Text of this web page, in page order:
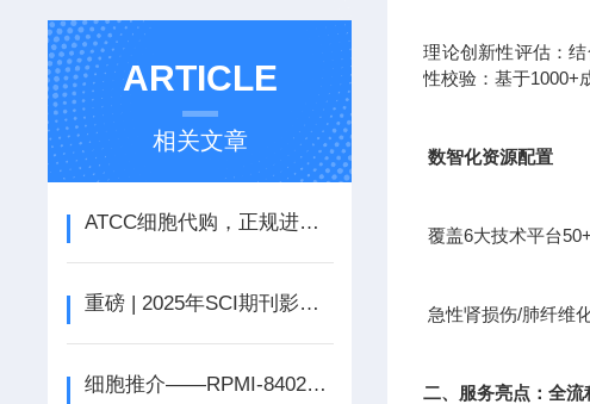
ARTICLE
相关文章
ATCC细胞代购，正规进口售后无忧
重磅 | 2025年SCI期刊影响因子正式公布
细胞推介——RPMI-8402人急性T淋巴细胞白血病细胞
理论创新性评估：
性校验：基于1000+
数智化资源配置
覆盖6大技术平台
急性肾损伤/肺纤维
二、服务亮点：全流